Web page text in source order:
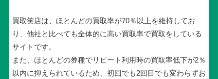
買取笑店は、ほとんどの買取率が70％以上を維持してお
り、他社と比べても全体的に高い買取率で買取をしている
サイトです。
また、ほとんどの券種でリピート利用時の買取率低下が2％
以内に抑えられているため、初回でも2回目でも変わらずお